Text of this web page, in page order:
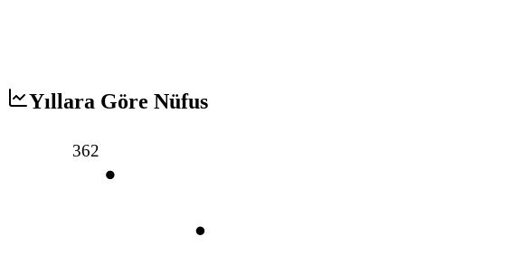
Yıllara Göre Nüfus
362